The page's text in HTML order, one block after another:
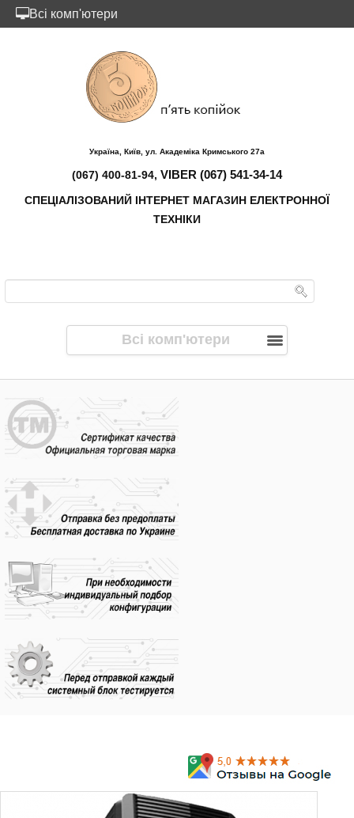
Україна, Київ, ул. Академіка Кримського 27а
(067) 400-81-94, VIBER (067) 541-34-14
СПЕЦІАЛІЗОВАНИЙ ІНТЕРНЕТ МАГАЗИН ЕЛЕКТРОННОЇ
ТЕХНІКИ
Всі комп'ютери
Всі комп'ютери